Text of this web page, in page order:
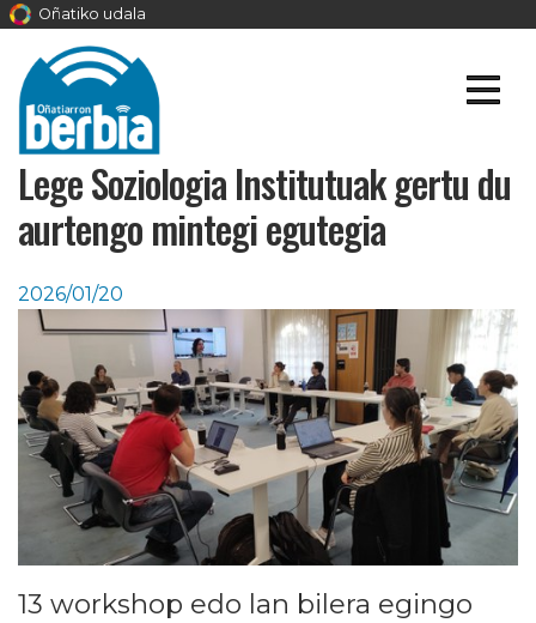
Oñatiko udala
Lege Soziologia Institutuak gertu du
aurtengo mintegi egutegia
2026/01/20
13 workshop edo lan bilera egingo